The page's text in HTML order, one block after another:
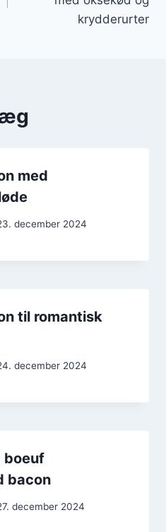
krydderurter
med
december 2024
til romantisk
december 2024
boeuf
bacon
december 2024